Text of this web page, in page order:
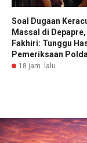
Soal Dugaan
Massal di
Fakhiri: Tunggu
Pemeriksaan
18 jam lalu